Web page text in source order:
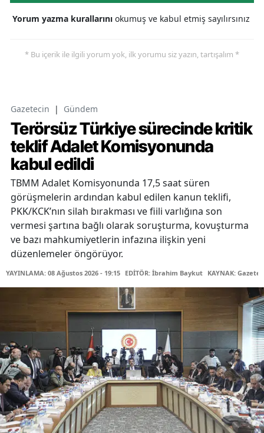
Yorum yazma kurallarını okumuş ve kabul etmiş sayılırsınız
* Bu içerik ile ilgili yorum yok, ilk yorumu siz yazın, tartışalım *
Gazetecin | Gündem
Terörsüz Türkiye sürecinde kritik
teklif Adalet Komisyonunda
kabul edildi
TBMM Adalet Komisyonunda 17,5 saat süren
görüşmelerin ardından kabul edilen kanun teklifi,
PKK/KCK’nın silah bırakması ve fiili varlığına son
vermesi şartına bağlı olarak soruşturma, kovuşturma
ve bazı mahkumiyetlerin infazına ilişkin yeni
düzenlemeler öngörüyor.
YAYINLAMA: 08 Ağustos 2026 - 19:15 EDİTÖR: İbrahim Baykut KAYNAK: